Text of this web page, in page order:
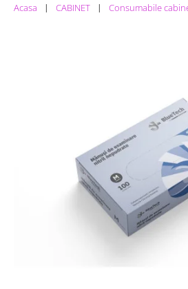
Acasa CABINET Consumabile